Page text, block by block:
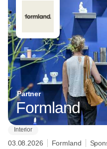
Partner
Formland
Interior
03.08.2026 Formland